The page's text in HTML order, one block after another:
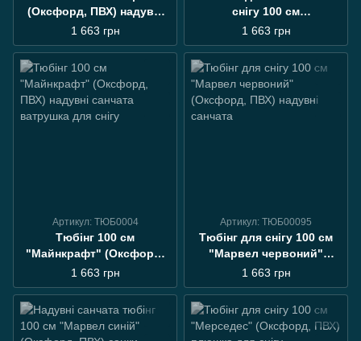
(Оксфорд, ПВХ) надувні
санчата плюшка для снігу
1 663 грн
снігу 100 см
"калейдоскоп" (Оксфорд,
ПВХ) санки ватрушка
1 663 грн
Артикул: ТЮБ0004
Тюбінг 100 см
"Майнкрафт" (Оксфорд,
ПВХ) надувні санчата
ватрушка для снігу
1 663 грн
Артикул: ТЮБ00095
Тюбінг для снігу 100 см
"Марвел червоний"
(Оксфорд, ПВХ) надувні
санчата
1 663 грн